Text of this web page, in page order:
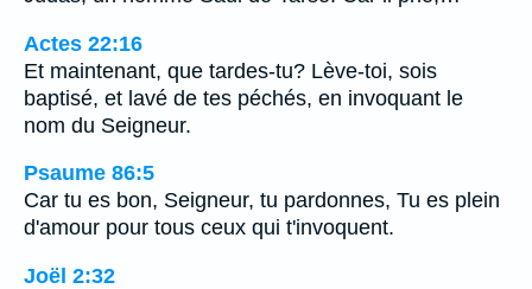
Actes 22:16
Et maintenant, que tardes-tu? Lève-toi, sois
baptisé, et lavé de tes péchés, en invoquant le
nom du Seigneur.
Psaume 86:5
Car tu es bon, Seigneur, tu pardonnes, Tu es plein
d'amour pour tous ceux qui t'invoquent.
Joël 2:32